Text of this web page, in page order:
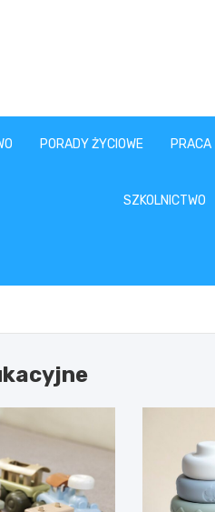
PORADY ŻYCIOWE PRACA
SZKOLNICTWO